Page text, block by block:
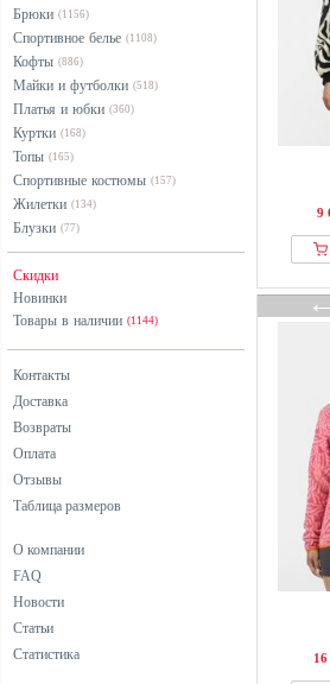
Puma
Quiksilver
Regatta
Rossignol
Roxy
Salomon
Swedemount
Under Armour
серый
фиолетовый
хаки
Брюки (1156)
Спортивное белье (1108)
Кофты (886)
Майки и футболки (518)
Платья и юбки (360)
Куртки (168)
Топы (165)
Спортивные костюмы (157)
Жилетки (134)
Блузки (77)
Скидки
Новинки
Товары в наличии (1144)
Контакты
Доставка
Возвраты
Оплата
Отзывы
Таблица размеров
О компании
FAQ
Новости
Статьи
Статистика
9